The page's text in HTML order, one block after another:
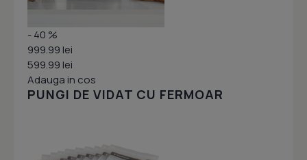
- 40 %
999.99 lei
599.99 lei
Adauga in cos
PUNGI DE VIDAT CU FERMOAR